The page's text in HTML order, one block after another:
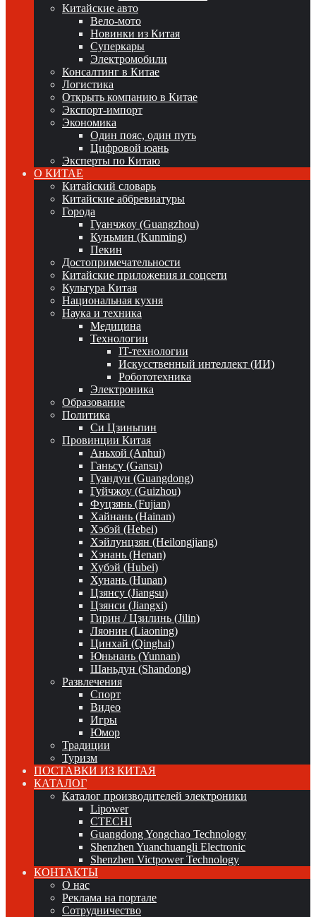
Китайские авто
Вело-мото
Новинки из Китая
Суперкары
Электромобили
Консалтинг в Китае
Логистика
Открыть компанию в Китае
Экспорт-импорт
Экономика
Один пояс, один путь
Цифровой юань
Эксперты по Китаю
О КИТАЕ
Китайский словарь
Китайские аббревиатуры
Города
Гуанчжоу (Guangzhou)
Куньмин (Kunming)
Пекин
Достопримечательности
Китайские приложения и соцсети
Культура Китая
Национальная кухня
Наука и техника
Медицина
Технологии
IT-технологии
Искусственный интеллект (ИИ)
Робототехника
Электроника
Образование
Политика
Си Цзиньпин
Провинции Китая
Аньхой (Anhui)
Ганьсу (Gansu)
Гуандун (Guangdong)
Гуйчжоу (Guizhou)
Фуцзянь (Fujian)
Хайнань (Hainan)
Хэбэй (Hebei)
Хэйлунцзян (Heilongjiang)
Хэнань (Henan)
Хубэй (Hubei)
Хунань (Hunan)
Цзянсу (Jiangsu)
Цзянси (Jiangxi)
Гирин / Цзилинь (Jilin)
Ляонин (Liaoning)
Цинхай (Qinghai)
Юньнань (Yunnan)
Шаньдун (Shandong)
Развлечения
Спорт
Видео
Игры
Юмор
Традиции
Туризм
ПОСТАВКИ ИЗ КИТАЯ
КАТАЛОГ
Каталог производителей электроники
Lipower
CTECHI
Guangdong Yongchao Technology
Shenzhen Yuanchuangli Electronic
Shenzhen Victpower Technology
КОНТАКТЫ
О нас
Реклама на портале
Сотрудничество